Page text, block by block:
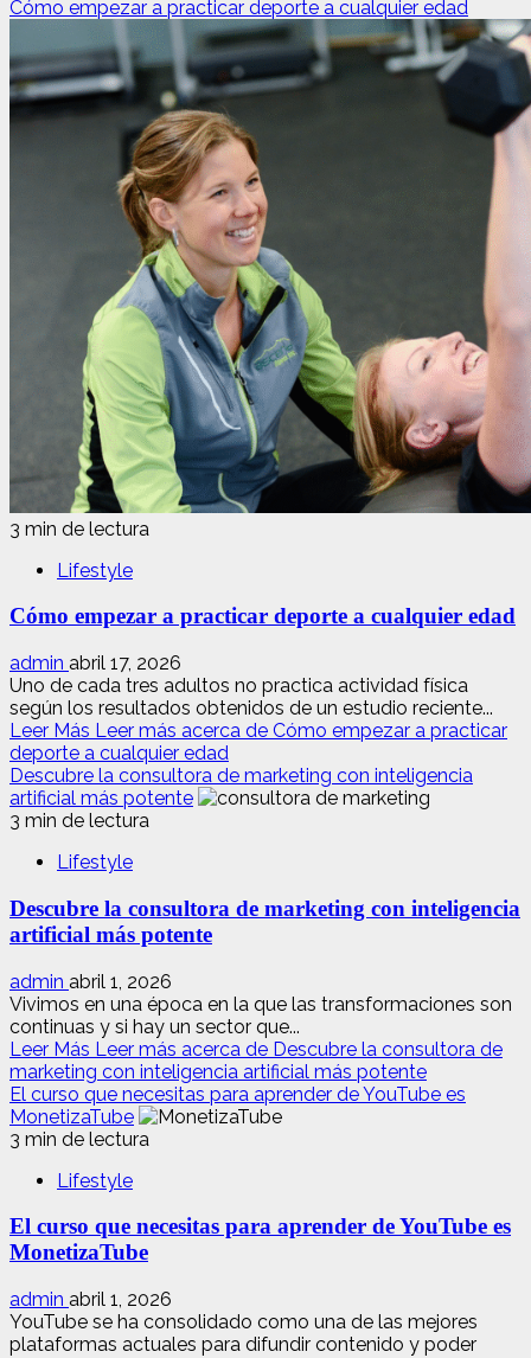
Cómo empezar a practicar deporte a cualquier edad
3 min de lectura
Lifestyle
Cómo empezar a practicar deporte a cualquier edad
admin abril 17, 2026
Uno de cada tres adultos no practica actividad física
según los resultados obtenidos de un estudio reciente...
Leer Más Leer más acerca de Cómo empezar a practicar
deporte a cualquier edad
Descubre la consultora de marketing con inteligencia
artificial más potente
3 min de lectura
Lifestyle
Descubre la consultora de marketing con inteligencia
artificial más potente
admin abril 1, 2026
Vivimos en una época en la que las transformaciones son
continuas y si hay un sector que...
Leer Más Leer más acerca de Descubre la consultora de
marketing con inteligencia artificial más potente
El curso que necesitas para aprender de YouTube es
MonetizaTube
3 min de lectura
Lifestyle
El curso que necesitas para aprender de YouTube es
MonetizaTube
admin abril 1, 2026
YouTube se ha consolidado como una de las mejores
plataformas actuales para difundir contenido y poder